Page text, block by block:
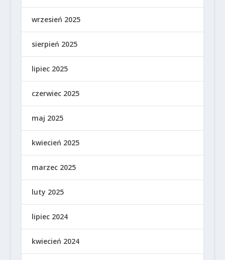
wrzesień 2025
sierpień 2025
lipiec 2025
czerwiec 2025
maj 2025
kwiecień 2025
marzec 2025
luty 2025
lipiec 2024
kwiecień 2024